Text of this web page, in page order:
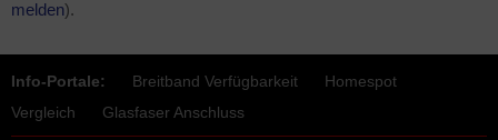
melden).
Info-Portale: Breitband Verfügbarkeit
Homespot
Vergleich
Glasfaser Anschluss